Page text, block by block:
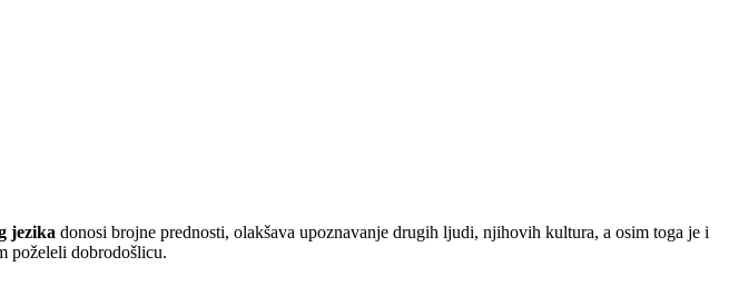
jezika donosi brojne prednosti, olakšava upoznavanje drugih ljudi, njihovih kultura, a osim toga je i
poželeli dobrodošlicu.